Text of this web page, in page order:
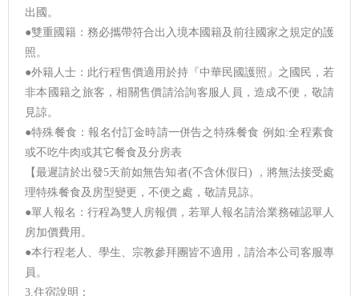
出國。
●雙重國籍：務必攜帶符合出入境本國籍及前往國家之規定的護
照。
●外籍人士：此行程售價適用於持『中華民國護照』之國民，若
非本國籍之旅客，相關售價請洽詢客服人員，造成不便，敬請
見諒。
●特殊餐食：報名付訂金時請一併告之特殊餐食 例如:全程素食
或不吃牛肉或其它餐食及分房表
【最遲請於出發5天前如無告知者(不含休假日) ，將無法接受處
理特殊餐食及房型變更，不便之處，敬請見諒。
●單人報名：行程為雙人房報價，若單人報名請洽業務確認單人
房加價費用。
●本行程老人、學生、宗教參拜團皆不適用，請洽本公司客服專
員。
3.住宿說明：